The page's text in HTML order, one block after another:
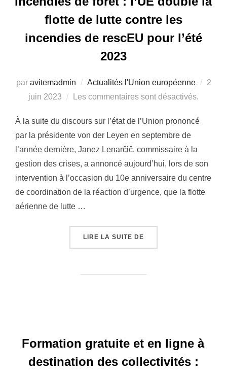
flotte de lutte contre les
incendies de rescEU pour l’été
2023
par avitemadmin Actualités l'Union européenne
2
juin 2023
Les commentaires sont désactivés.
À la suite du discours sur l’état de l’Union prononcé
par la présidente von der Leyen en septembre de
l’année dernière, Janez Lenarčič, commissaire à la
gestion des crises, a annoncé aujourd’hui, lors de son
intervention à l’occasion du 10e anniversaire du centre
de coordination de la réaction d’urgence, que la flotte
aérienne de lutte …
LIRE LA SUITE DE
Formation gratuite et en ligne à
destination des collectivités :